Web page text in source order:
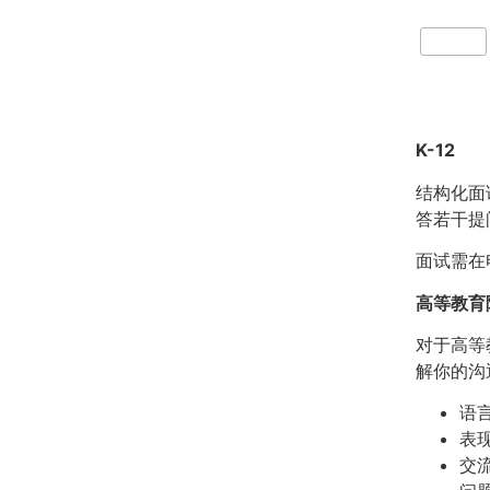
K-12
结构化
答若干
面试需
高等教育
对于高
解你的
语
表
交